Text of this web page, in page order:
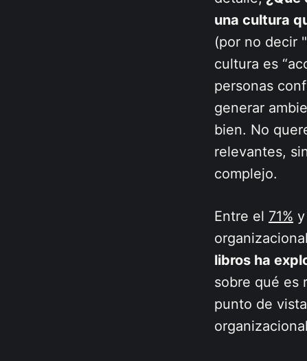
una cultura
(por no decir
cultura es
personas
generar
bien. No
relevantes,
complejo.
Entre el 71%
libros ha
sobre qué es
punto de